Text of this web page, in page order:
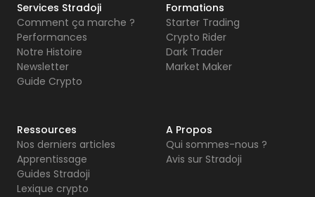
Services Stradoji
Comment ça marche ?
Performances
Notre Histoire
Newsletter
Guide Crypto
Formations
Starter Trading
Crypto Rider
Dark Trader
Market Maker
Ressources
Nos derniers articles
Apprentissage
Guides Stradoji
Lexique crypto
A Propos
Qui sommes-nous ?
Avis sur Stradoji